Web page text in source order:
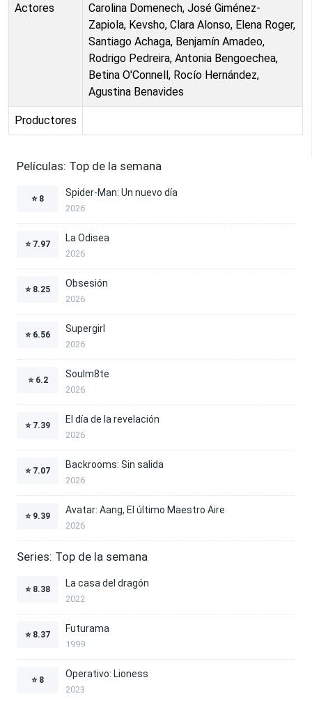
Actores
Carolina Domenech, José Giménez-
Zapiola, Kevsho, Clara Alonso, Elena Roger,
Santiago Achaga, Benjamín Amadeo,
Rodrigo Pedreira, Antonia Bengoechea,
Betina O'Connell, Rocío Hernández,
Agustina Benavides
Productores
Películas: Top de la semana
⭐ 8
Spider-Man: Un nuevo día
2026
⭐ 7.97
La Odisea
2026
⭐ 8.25
Obsesión
2026
⭐ 6.56
Supergirl
2026
⭐ 6.2
Soulm8te
2026
⭐ 7.39
El día de la revelación
2026
⭐ 7.07
Backrooms: Sin salida
2026
⭐ 9.39
Avatar: Aang, El último Maestro Aire
2026
Series: Top de la semana
⭐ 8.38
La casa del dragón
2022
⭐ 8.37
Futurama
1999
⭐ 8
Operativo: Lioness
2023